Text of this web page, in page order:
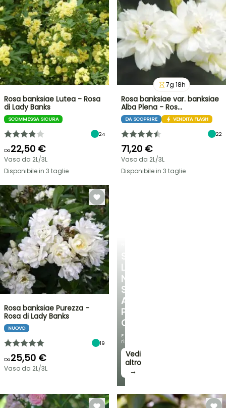
SCOPRITE
LA
NOSTRA
SELEZIONE
A
PREZZI
CONVENIENTI
E
risparmiate!
Vedi
altro
→
Rosa banksiae Lutea - Rosa
di Lady Banks
SCOMMESSA SICURA
24
Da22,50 €
Vaso da 2L/3L
Disponibile in 3 taglie
7g 18h
Rosa banksiae var. banksiae
Alba Plena - Ros…
DA SCOPRIRE VENDITA FLASH
22
71,20 €
Vaso da 2L/3L
Disponibile in 3 taglie
Rosa banksiae Purezza -
Rosa di Lady Banks
NUOVO
19
Da25,50 €
Vaso da 2L/3L